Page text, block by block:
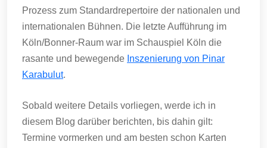
Prozess zum Standardrepertoire der nationalen und
internationalen Bühnen. Die letzte Aufführung im
Köln/Bonner-Raum war im Schauspiel Köln die
rasante und bewegende Inszenierung von Pinar
Karabulut.
Sobald weitere Details vorliegen, werde ich in
diesem Blog darüber berichten, bis dahin gilt:
Termine vormerken und am besten schon Karten